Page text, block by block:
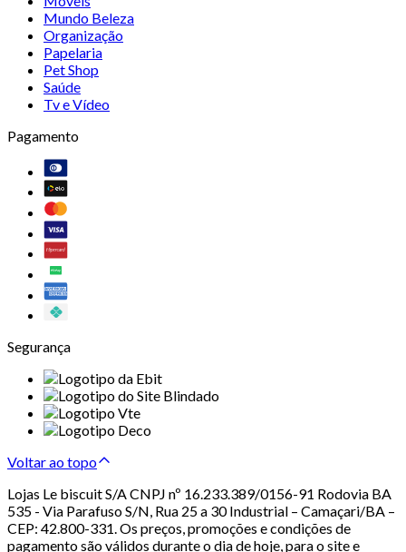
Mundo Beleza
Organização
Papelaria
Pet Shop
Saúde
Tv e Vídeo
Pagamento
Segurança
Voltar ao topo
Lojas Le biscuit S/A CNPJ nº 16.233.389/0156-91 Rodovia BA
535 - Via Parafuso S/N, Rua 25 a 30 Industrial – Camaçari/BA –
CEP: 42.800-331. Os preços, promoções e condições de
pagamento são válidos durante o dia de hoje, para o site e